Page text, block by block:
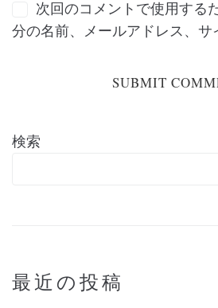
次回のコメントで使用する
分の名前、メールアドレス、サ
検索
最近の投稿